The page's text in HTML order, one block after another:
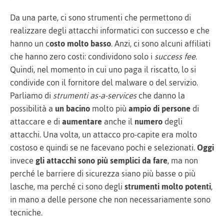
Da una parte, ci sono strumenti che permettono di
realizzare degli attacchi informatici con successo e che
hanno un costo molto basso. Anzi, ci sono alcuni affiliati
che hanno zero costi: condividono solo isuccess fee.
Quindi, nel momento in cui uno paga il riscatto, lo si
condivide con il fornitore del malware o del servizio.
Parliamo distrumenti as-a-servicesche danno la
possibilità aun bacinomolto piùampio di personedi
attaccare e diaumentareanche ilnumerodegli
attacchi. Una volta, un attacco pro-capite era molto
costoso e quindi se ne facevano pochi e selezionati.Oggi
invecegli attacchi sono più semplici da fare, ma non
perché le barriere di sicurezza siano più basse o più
lasche, ma perché ci sono deglistrumenti molto potenti,
in mano a delle persone che non necessariamente sono
tecniche.